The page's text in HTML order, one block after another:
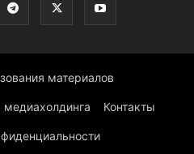
материалов
Контакты